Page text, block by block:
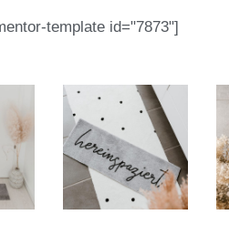
template id="7873"]